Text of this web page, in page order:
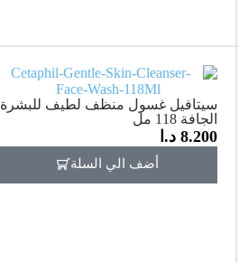
سيتافيل غسول منظف لطيف للبشرة
الجافة 118 مل
8.200 د.ا
أضف الي السلة